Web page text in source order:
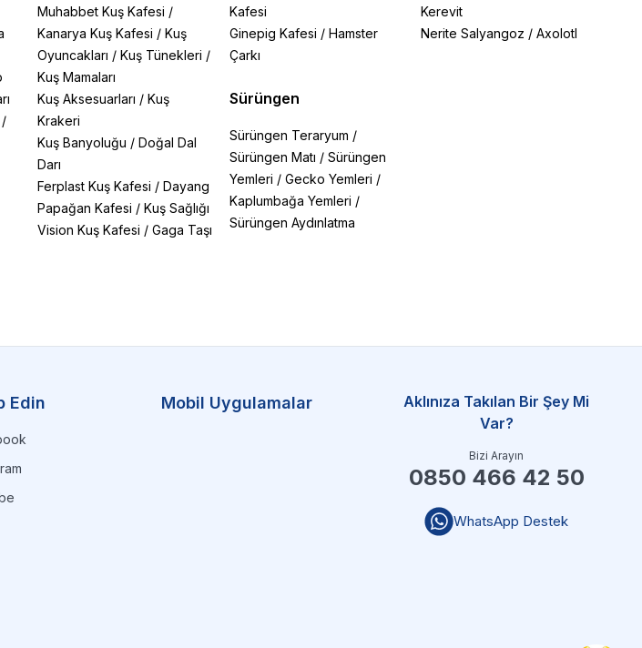
/
Muhabbet Kuş Kafesi /
Kanarya Kuş Kafesi / Kuş
Oyuncakları / Kuş Tünekleri /
Kuş Mamaları
Kuş Aksesuarları / Kuş
Krakeri
Kuş Banyoluğu / Doğal Dal
Darı
Ferplast Kuş Kafesi / Dayang
Papağan Kafesi / Kuş Sağlığı
Vision Kuş Kafesi / Gaga Taşı
Kafesi
Ginepig Kafesi / Hamster
Çarkı
Sürüngen
Sürüngen Teraryum /
Sürüngen Matı / Sürüngen
Yemleri / Gecko Yemleri /
Kaplumbağa Yemleri /
Sürüngen Aydınlatma
Kerevit
Nerite Salyangoz /Axolotl
Edin Mobil Uygulamalar
Aklınıza Takılan Bir Şey Mi
Var?
Bizi Arayın
0850 466 42 50
WhatsApp Destek